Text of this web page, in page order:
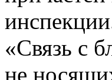
«Связь с
не